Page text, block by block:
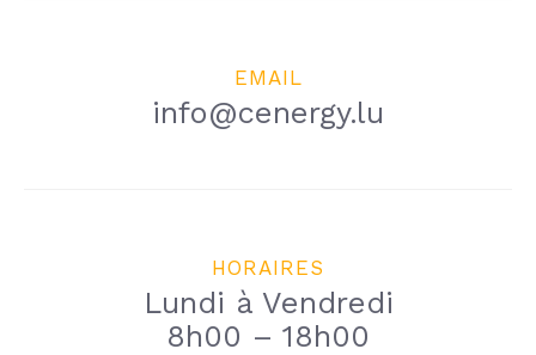
EMAIL
info@cenergy.lu
HORAIRES
Lundi à Vendredi
8h00 – 18h00